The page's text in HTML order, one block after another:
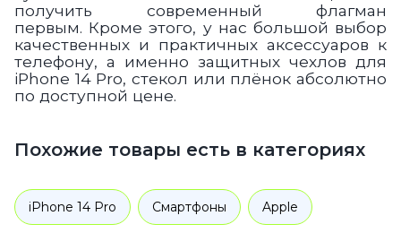
получить современный флагман
первым. Кроме этого, у нас большой выбор
качественных и практичных аксессуаров к
телефону, а именно защитных чехлов для
iPhone 14 Pro, стекол или плёнок абсолютно
по доступной цене.
Похожие товары есть в категориях
iPhone 14 Pro Смартфоны Apple